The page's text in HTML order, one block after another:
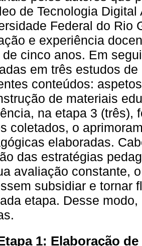
de Tecnologia
Federal do Rio
e experiência
de cinco anos. Em
em três estudos
conteúdos:
de materiais
na etapa 3 (três),
coletados, o
elaboradas.
das estratégias
avaliação constante,
subsidiar e tornar
etapa. Desse
1: Elaboração